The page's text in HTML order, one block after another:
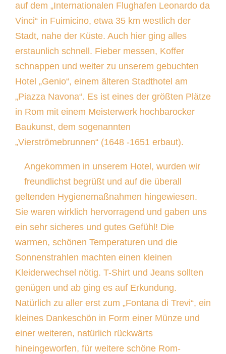
auf dem „Internationalen Flughafen Leonardo da
Vinci“ in Fuimicino, etwa 35 km westlich der
Stadt, nahe der Küste. Auch hier ging alles
erstaunlich schnell. Fieber messen, Koffer
schnappen und weiter zu unserem gebuchten
Hotel „Genio“, einem älteren Stadthotel am
„Piazza Navona“. Es ist eines der größten Plätze
in Rom mit einem Meisterwerk hochbarocker
Baukunst, dem sogenannten
„Vierströmebrunnen“ (1648 -1651 erbaut).
Angekommen in unserem Hotel, wurden wir
freundlichst begrüßt und auf die überall
geltenden Hygienemaßnahmen hingewiesen.
Sie waren wirklich hervorragend und gaben uns
ein sehr sicheres und gutes Gefühl! Die
warmen, schönen Temperaturen und die
Sonnenstrahlen machten einen kleinen
Kleiderwechsel nötig. T-Shirt und Jeans sollten
genügen und ab ging es auf Erkundung.
Natürlich zu aller erst zum „Fontana di Trevi“, ein
kleines Dankeschön in Form einer Münze und
einer weiteren, natürlich rückwärts
hineingeworfen, für weitere schöne Rom-